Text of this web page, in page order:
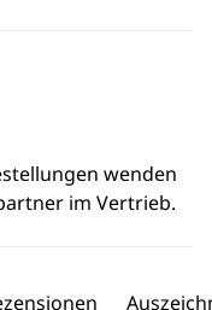
wenden
im Vertrieb.